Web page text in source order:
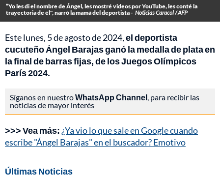
“Yo les di el nombre de Ángel, les mostré videos por YouTube, les conté la
trayectoria de él", narró la mamá del deportista - Noticias Caracol / AFP
Este lunes, 5 de agosto de 2024,el deportista
cucuteño Ángel Barajas ganó la medalla de plata en
la final de barras fijas, de los Juegos Olímpicos
París 2024.
Síganos en nuestroWhatsApp Channel , para recibir las
noticias de mayor interés
>>> Vea más: ¿Ya vio lo que sale en Google cuando
escribe "Ángel Barajas" en el buscador? Emotivo
Últimas Noticias